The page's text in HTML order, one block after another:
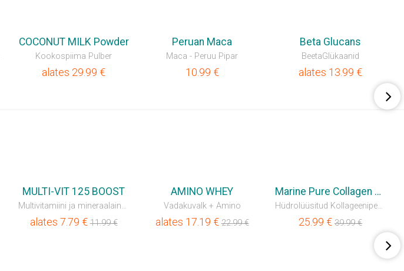
COCONUT MILK Powder
Kookospiima Pulber
alates 29.99 €
Peruan Maca
Maca - Peruu Pipar
10.99 €
Beta Glucans
BeetaGlükaanid
alates 13.99 €
MULTI-VIT 125 BOOST
Multivitamiini ja mineraalainete Boost-kompleks
alates 7.79 €11.99€
AMINO WHEY
Vadakuvalk + Amino
alates 17.19 €22.99€
Marine Pure Collagen Liquid
Hüdrolüüsitud Kollageenipeptiidid
25.99 € 39.99€